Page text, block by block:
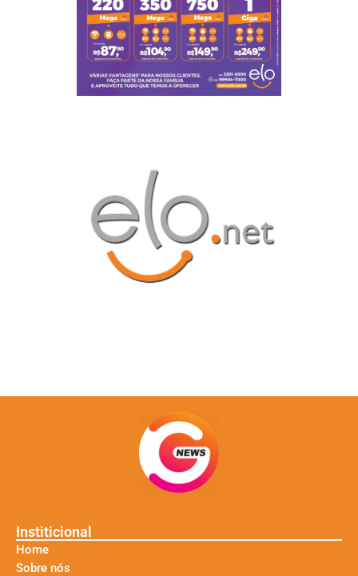
Institicional
Home
Sobre nós